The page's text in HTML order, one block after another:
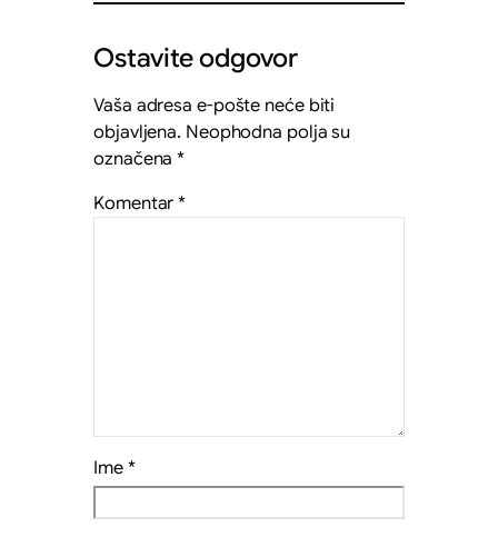
Ostavite odgovor
Vaša adresa e-pošte neće biti
objavljena. Neophodna polja su
označena*
Komentar*
Ime *